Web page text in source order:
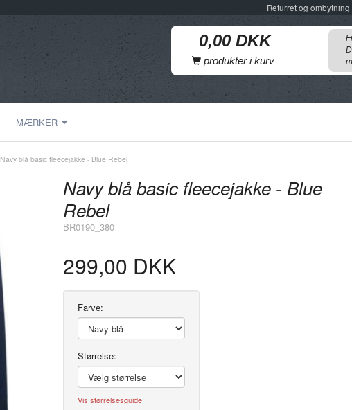
Returret og ombytning
produkter i kurv
MÆRKER
Navy blå basic fleecejakke - Blue Rebel
Navy blå basic fleecejakke - Blue
Rebel
BR0190_380
299,00 DKK
Vis størrelsesguide
Farve:
Størrelse: